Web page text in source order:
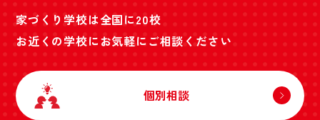
家づくり学校は全国に20校
お近くの学校にお気軽にご相談ください
個別相談